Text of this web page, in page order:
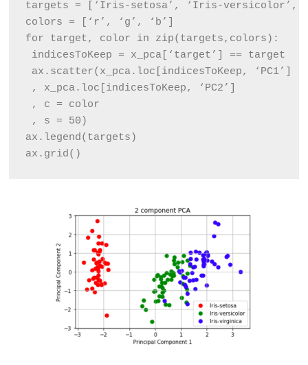
targets = [‘Iris-setosa’, ‘Iris-versicolor’,
colors = [‘r’, ‘g’, ‘b’]
for target, color in zip(targets,colors):
indicesToKeep = x_pca[‘target’] == target
ax.scatter(x_pca.loc[indicesToKeep, ‘PC1’]
, x_pca.loc[indicesToKeep, ‘PC2’]
, c = color
, s = 50)
ax.legend(targets)
ax.grid()